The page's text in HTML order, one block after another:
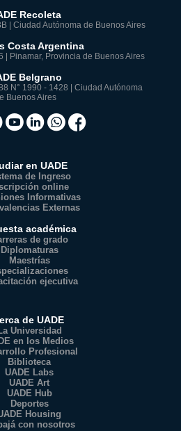
Recoleta
| Ciudad Autónoma de Buenos Aires
Costa Argentina
| Pinamar, Provincia de Buenos Aires
Belgrano
N° 1990 - 1428 | Ciudad Autónoma
Buenos Aires
en UADE
de Ingreso
online
Informativas
Externas
académica
de grado
Diplomaturas
Maestrías
ejecutiva
de UADE
Universidad
en los Medios
Profesional
Biblioteca
UADE Labs
UADE Art
UADE Hub
Deportes
Housing
con nosotros